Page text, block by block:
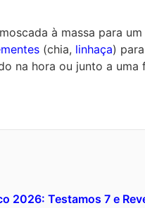
à massa para
(chia, linhaça)
na hora ou junto a
2026: Testamos 7 e